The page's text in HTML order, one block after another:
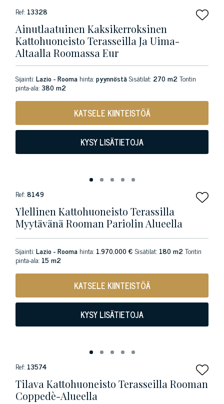
Ref: 13328
Ainutlaatuinen Kaksikerroksinen
Kattohuoneisto Terasseilla Ja Uima-
Altaalla Roomassa Eur
Sijainti:Lazio - Rooma hinta:pyynnöstäSisätilat: 270 m2Tontin
pinta-ala:380 m2
KATSELE KIINTEISTÖÄ
KYSY LISÄTIETOJA
Ref:8149
Ylellinen Kattohuoneisto Terassilla
Myytävänä Rooman Pariolin Alueella
Sijainti:Lazio - Rooma hinta: 1.970.000 € Sisätilat: 180 m2Tontin
pinta-ala: 15 m2
KATSELE KIINTEISTÖÄ
KYSY LISÄTIETOJA
Ref: 13574
Tilava Kattohuoneisto Terasseilla Rooman
Coppedè-Alueella